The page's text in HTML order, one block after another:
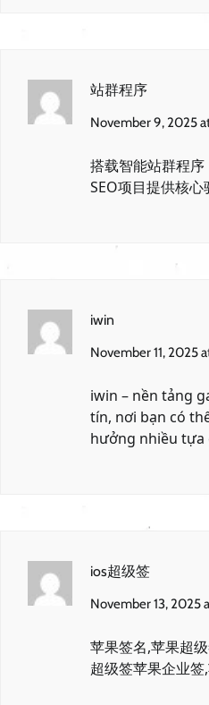
站群程序
November 9, 2025
搭载智能站群程
SEO项目提供核心
iwin
November 11, 2025
iwin – nền tảng
tín, nơi bạn có
hưởng nhiều tựa
ios超级签
November 13, 2025
苹果签名,苹果超
超级签苹果企业签